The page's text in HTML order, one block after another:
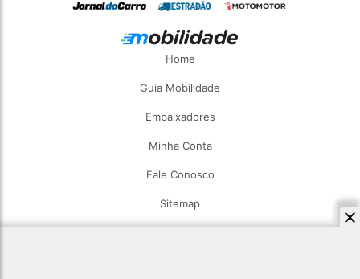
Home
Guia Mobilidade
Embaixadores
Minha Conta
Fale Conosco
Sitemap